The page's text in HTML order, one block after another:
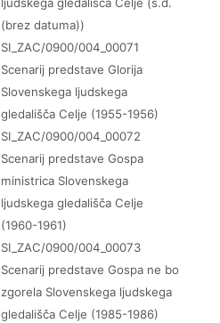
ljudskega gledališča Celje (s.d.
(brez datuma))
SI_ZAC/0900/004_00071
Scenarij predstave Glorija
Slovenskega ljudskega
gledališča Celje (1955-1956)
SI_ZAC/0900/004_00072
Scenarij predstave Gospa
ministrica Slovenskega
ljudskega gledališča Celje
(1960-1961)
SI_ZAC/0900/004_00073
Scenarij predstave Gospa ne bo
zgorela Slovenskega ljudskega
gledališča Celje (1985-1986)